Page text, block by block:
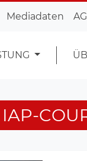
Mediadaten
IAP-